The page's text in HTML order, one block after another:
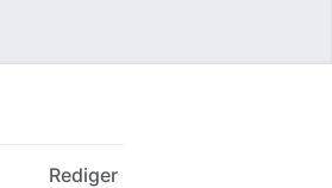
Rediger